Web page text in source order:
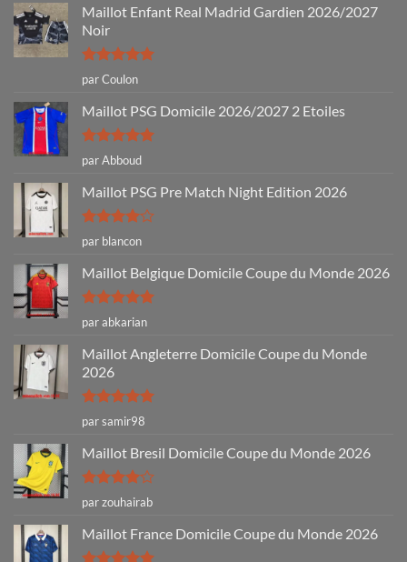
Maillot Enfant Real Madrid Gardien 2026/2027
Noir
Note5sur
5
par Coulon
Maillot PSG Domicile 2026/2027 2 Etoiles
Note5sur
5
par Abboud
Maillot PSG Pre Match Night Edition 2026
Note4
sur 5
par blancon
Maillot Belgique Domicile Coupe du Monde 2026
Note5sur
5
par abkarian
Maillot Angleterre Domicile Coupe du Monde
2026
Note5sur
5
par samir98
Maillot Bresil Domicile Coupe du Monde 2026
Note4
sur 5
par zouhairab
Maillot France Domicile Coupe du Monde 2026